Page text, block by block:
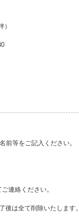
等をご記入ください。
連絡ください。
は全て削除いたします。